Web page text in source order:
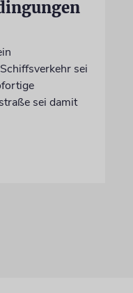
sei
sei damit